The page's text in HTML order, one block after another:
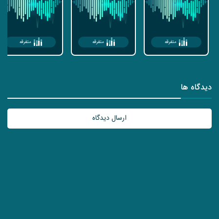
متفرقه متفرقه متفرقه
دیدگاه ها
ارسال دیدگاه